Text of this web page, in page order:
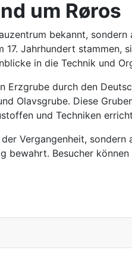
um Røros
bekannt,
Jahrhundert stammen,
in die Technik und
durch den
Olavsgrube. Diese
und Techniken
Vergangenheit,
Besucher